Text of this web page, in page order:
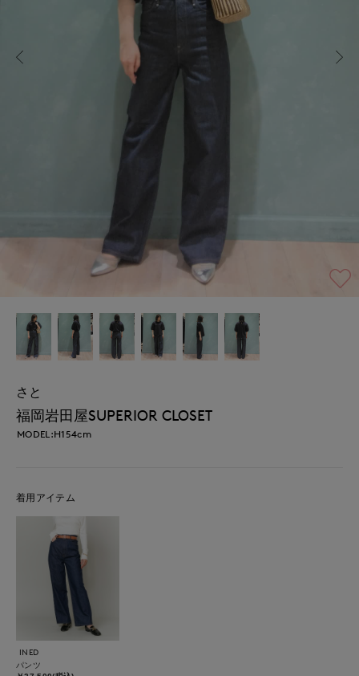
さと
福岡岩田屋SUPERIOR CLOSET
MODEL:H154cm
着用アイテム
INED
パンツ